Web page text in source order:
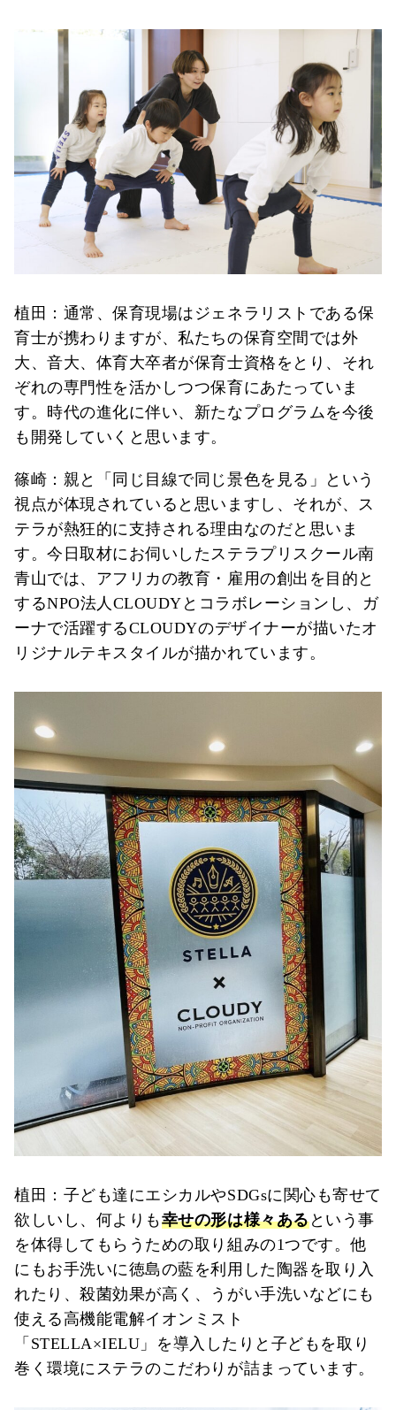
植田：通常、保育現場はジェネラリストである保
育士が携わりますが、私たちの保育空間では外
大、音大、体育大卒者が保育士資格をとり、それ
ぞれの専門性を活かしつつ保育にあたっていま
す。時代の進化に伴い、新たなプログラムを今後
も開発していくと思います。
篠崎：親と「同じ目線で同じ景色を見る」という
視点が体現されていると思いますし、それが、ス
テラが熱狂的に支持される理由なのだと思いま
す。今日取材にお伺いしたステラプリスクール南
青山では、アフリカの教育・雇用の創出を目的と
するNPO法人CLOUDYとコラボレーションし、ガ
ーナで活躍するCLOUDYのデザイナーが描いたオ
リジナルテキスタイルが描かれています。
植田：子ども達にエシカルやSDGsに関心も寄せて
欲しいし、何よりも幸せの形は様々あるという事
を体得してもらうための取り組みの1つです。他
にもお手洗いに徳島の藍を利用した陶器を取り入
れたり、殺菌効果が高く、うがい手洗いなどにも
使える高機能電解イオンミスト
「STELLA×IELU」を導入したりと子どもを取り
巻く環境にステラのこだわりが詰まっています。